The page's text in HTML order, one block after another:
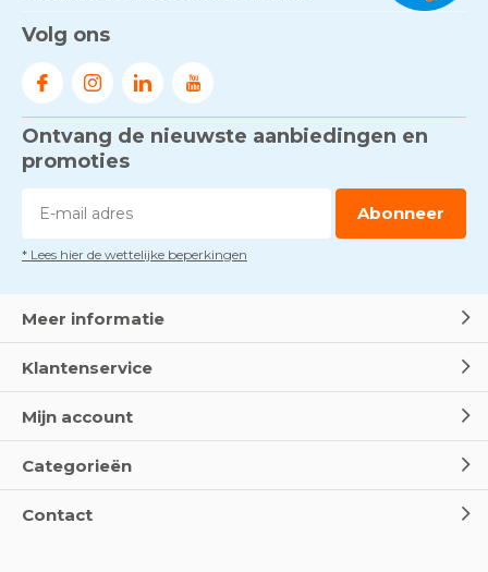
Volg ons
Ontvang de nieuwste aanbiedingen en
promoties
Abonneer
* Lees hier de wettelijke beperkingen
Meer informatie
Klantenservice
Mijn account
Categorieën
Contact